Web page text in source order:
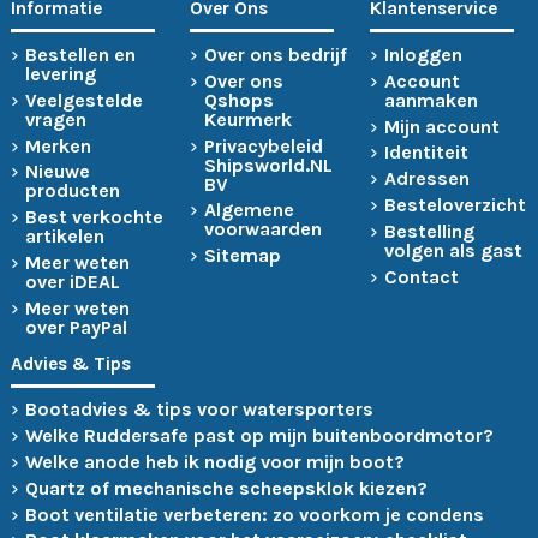
Informatie
Bestellen en
levering
Veelgestelde
vragen
Merken
Nieuwe
producten
Best verkochte
artikelen
Meer weten
over iDEAL
Meer weten
over PayPal
Over Ons
Over ons bedrijf
Over ons
Qshops
Keurmerk
Privacybeleid
Shipsworld.NL
BV
Algemene
voorwaarden
Sitemap
Klantenservice
Inloggen
Account
aanmaken
Mijn account
Identiteit
Adressen
Besteloverzicht
Bestelling
volgen als gast
Contact
Advies & Tips
Bootadvies & tips voor watersporters
Welke Ruddersafe past op mijn buitenboordmotor?
Welke anode heb ik nodig voor mijn boot?
Quartz of mechanische scheepsklok kiezen?
Boot ventilatie verbeteren: zo voorkom je condens